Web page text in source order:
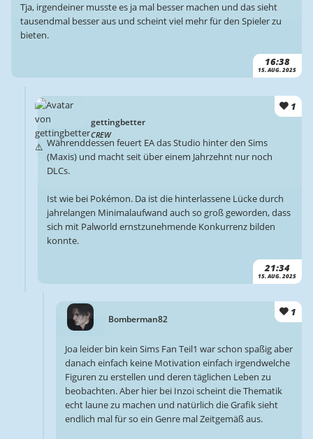
16:38
15. AUG. 2025
Tja, irgendeiner musste es ja mal besser machen und das sieht
tausendmal besser aus und scheint viel mehr für den Spieler zu
bieten.
gettingbetter
CREW
1
21:34
15. AUG. 2025
Währenddessen feuert EA das Studio hinter den Sims
(Maxis) und macht seit über einem Jahrzehnt nur noch
DLCs.
Ist wie bei Pokémon. Da ist die hinterlassene Lücke durch
jahrelangen Minimalaufwand auch so groß geworden, dass
sich mit Palworld ernstzunehmende Konkurrenz bilden
konnte.
Bomberman82
1
Joa leider bin kein Sims Fan Teil1 war schon spaßig aber
danach einfach keine Motivation einfach irgendwelche
Figuren zu erstellen und deren täglichen Leben zu
beobachten. Aber hier bei Inzoi scheint die Thematik
echt laune zu machen und natürlich die Grafik sieht
endlich mal für so ein Genre mal Zeitgemäß aus.